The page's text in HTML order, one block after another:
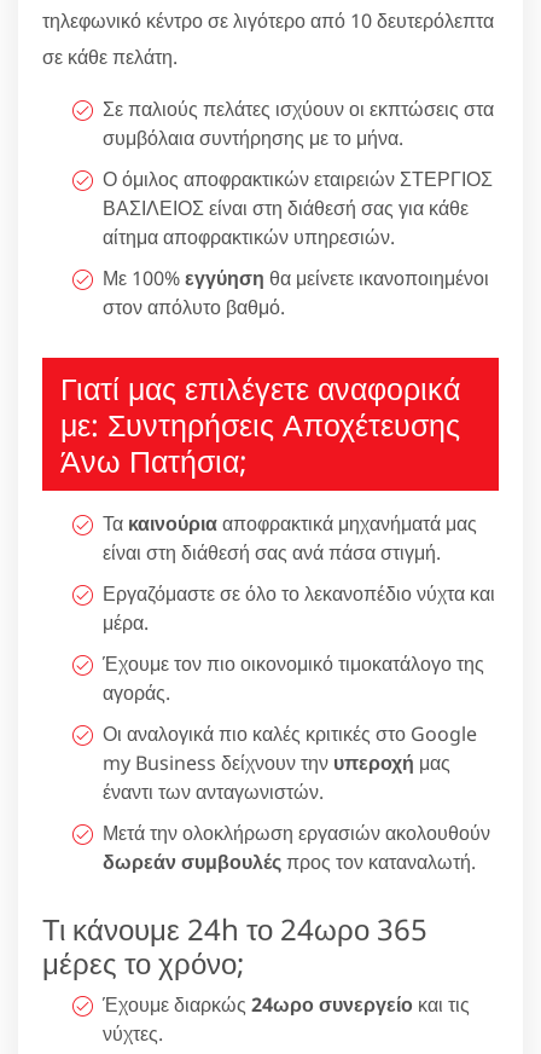
τηλεφωνικό κέντρο σε λιγότερο από 10 δευτερόλεπτα
σε κάθε πελάτη.
Σε παλιούς πελάτες ισχύουν οι εκπτώσεις στα
συμβόλαια συντήρησης με το μήνα.
Ο όμιλος αποφρακτικών εταιρειών ΣΤΕΡΓΙΟΣ
ΒΑΣΙΛΕΙΟΣ είναι στη διάθεσή σας για κάθε
αίτημα αποφρακτικών υπηρεσιών.
Με 100%εγγύηση θα μείνετε ικανοποιημένοι
στον απόλυτο βαθμό.
Γιατί μας επιλέγετε αναφορικά
με: Συντηρήσεις Αποχέτευσης
Άνω Πατήσια;
Τα καινούριααποφρακτικά μηχανήματά μας
είναι στη διάθεσή σας ανά πάσα στιγμή.
Εργαζόμαστε σε όλο το λεκανοπέδιο νύχτα και
μέρα.
Έχουμε τον πιο οικονομικό τιμοκατάλογο της
αγοράς.
Οι αναλογικά πιο καλές κριτικές στο Google
my Business δείχνουν την υπεροχή μας
έναντι των ανταγωνιστών.
Μετά την ολοκλήρωση εργασιών ακολουθούν
δωρεάν συμβουλέςπρος τον καταναλωτή.
Τι κάνουμε 24h το 24ωρο 365
μέρες το χρόνο;
Έχουμε διαρκώς 24ωρο συνεργείο και τις
νύχτες.